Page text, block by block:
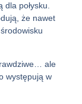
połysku.
że nawet
ale
występują w